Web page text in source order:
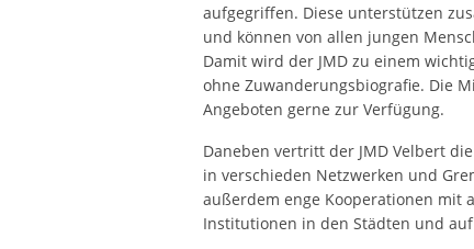
aufgegriffen. Diese unterstützen
und können von allen jungen
Damit wird der JMD zu einem
ohne Zuwanderungsbiografie. Die
Angeboten gerne zur Verfügung.
Daneben vertritt der JMD Velbert
in verschieden Netzwerken und
außerdem enge Kooperationen mit
Institutionen in den Städten und